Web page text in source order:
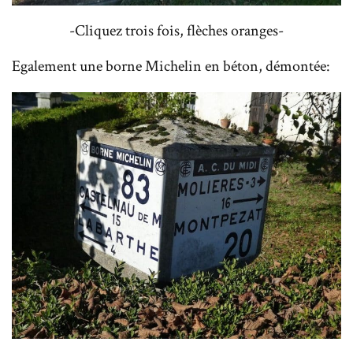
-Cliquez trois fois, flèches oranges-
Egalement une borne Michelin en béton, démontée: